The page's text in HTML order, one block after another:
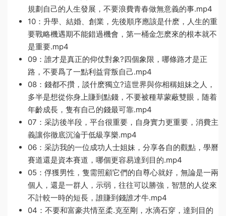
規劃自己的人生發展，不要浪費青春做無意義的事.mp4
10：升學、結婚、創業，先後順序應該是什麽，人生的重
要戰略機遇期不能錯過機會，第一桶金怎麽來的根本就不
是重要.mp4
09：誰才是真正的仰仗對象?四個象限，哪條路才是正
路，不要爲了一點利益背叛自己.mp4
08：錢都不攢，談什麽獨立?這世界與你相稱姐妹之人，
多半是想從你身上賺到點錢，不要被種草蒙蔽雙眼，随着
年齡成長，隻有自己的錢最可靠.mp4
07：采訪後半段，平台很重要，自身實力更重要，消費主
義讓你徹底沉淪于低級享樂.mp4
06：采訪我的一位成功人士姐妹，分享各自的觀點，學曆
賽道還是資本賽道，哪個更容易達到目的.mp4
05：俘獲男性，隻需照顧它們的自尊心就好，無論是一兩
個人，還是一群人，示弱，往往可以勝強，智慧的人從來
不計較一時的短長，誰賺到錢誰才牛.mp4
04：不要和富豪共情至柔.克至剛，水滴石穿，達到目的